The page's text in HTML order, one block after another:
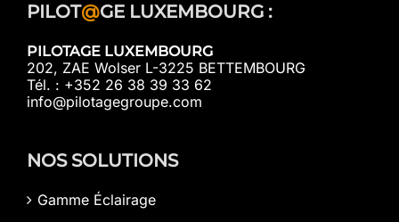
PILOT@GE LUXEMBOURG :
PILOTAGE LUXEMBOURG
202, ZAE Wolser L-3225 BETTEMBOURG
Tél. : +352 26 38 39 33 62
info@pilotagegroupe.com
NOS SOLUTIONS
Gamme Éclairage